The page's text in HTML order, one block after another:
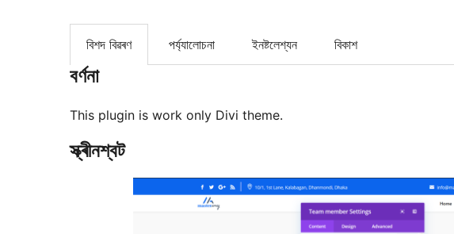
বিশদ বিৱৰণ পৰ্য্যালোচনা ইনষ্টলেশ্যন বিকাশ
বৰ্ণনা
This plugin is work only Divi theme.
স্ক্ৰীনশ্বট